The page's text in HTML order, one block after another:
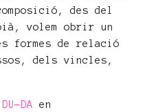
des del
volem obrir un
formes de relació
dels vincles,
DU-DA en